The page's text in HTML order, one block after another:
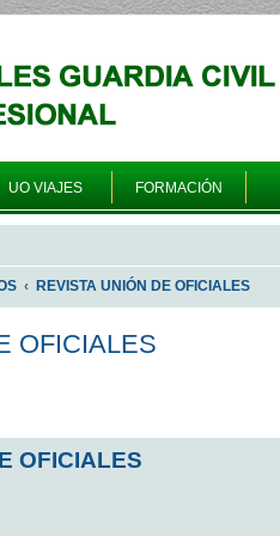
UO VIAJES FORMACIÓN
REVISTA UNIÓN DE OFICIALES
OFICIALES
OFICIALES